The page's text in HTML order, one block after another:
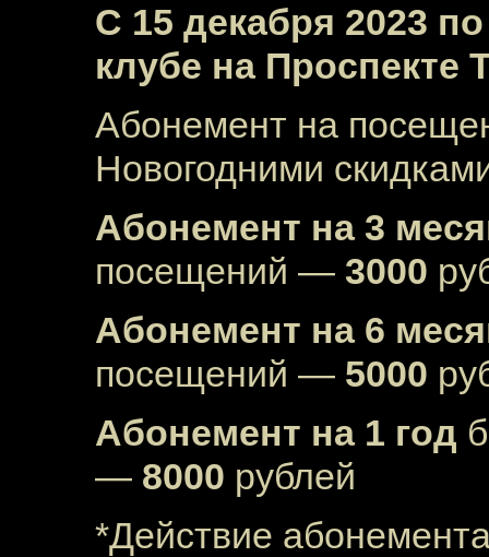
С 15 декабря 2023
клубе на Проспекте
Абонемент на
Новогодними
Абонемент на 3
посещений — 3000
Абонемент на 6
посещений — 5000
Абонемент на 1 год
— 8000 рублей
*Действие